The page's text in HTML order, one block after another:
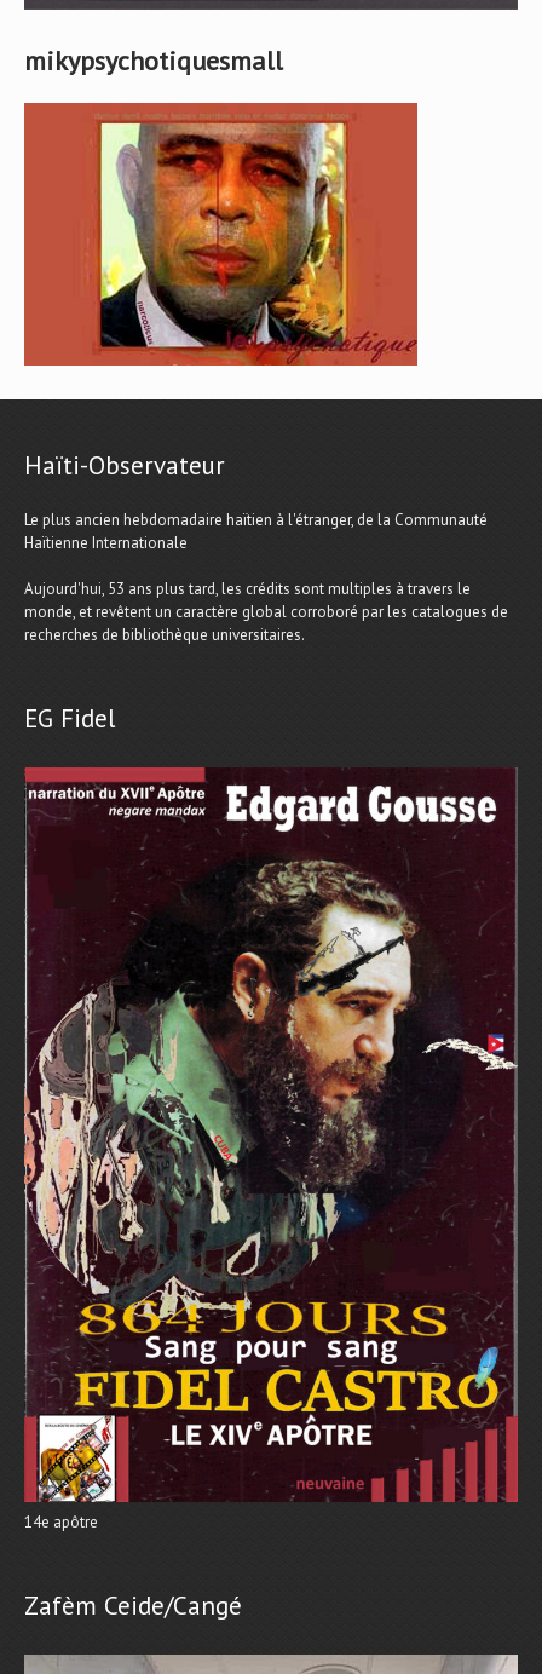
mikypsychotiquesmall
Haïti-Observateur
Le plus ancien hebdomadaire haïtien à l'étranger, de la Communauté
Haïtienne Internationale
Aujourd'hui, 53 ans plus tard, les crédits sont multiples à travers le
monde, et revêtent un caractère global corroboré par les catalogues de
recherches de bibliothèque universitaires.
EG Fidel
14e apôtre
Zafèm Ceide/Cangé